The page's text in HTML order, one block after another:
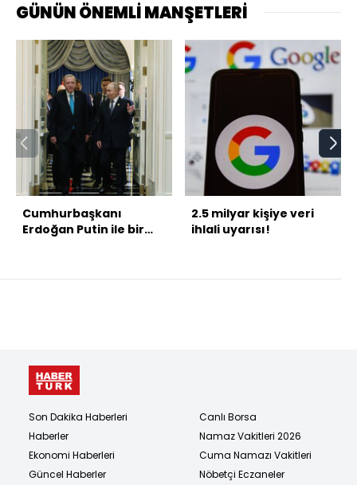
GÜNÜN ÖNEMLİ MANŞETLERİ
Cumhurbaşkanı
Erdoğan Putin ile bir
2.5 milyar kişiye veri
ihlali uyarısı!
Son Dakika Haberleri
Haberler
Ekonomi Haberleri
Güncel Haberler
Canlı Borsa
Namaz Vakitleri 2026
Cuma Namazı Vakitleri
Nöbetçi Eczaneler